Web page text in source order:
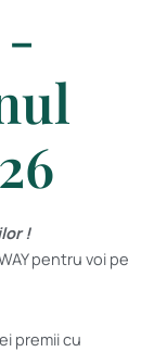
-
!
pentru voi pe
premii cu